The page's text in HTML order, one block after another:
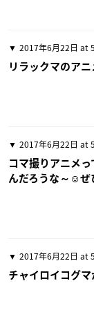
2017年6月22日 at
リラックマのア
2017年6月22日 at
コマ撮りアニメ
んだろうな～☺ぜ
2017年6月22日 at
チャイロイコグ